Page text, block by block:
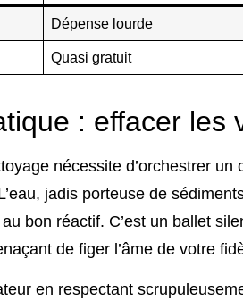
Dépense lourde
Quasi gratuit
: effacer les
nécessite d’orchestrer
jadis porteuse de
bon réactif. C’est un ballet
de figer l’âme de votre
en respectant